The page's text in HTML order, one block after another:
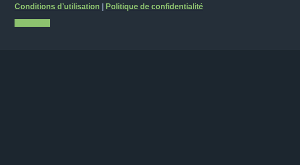
Conditions d’utilisation
Politique de confidentialité